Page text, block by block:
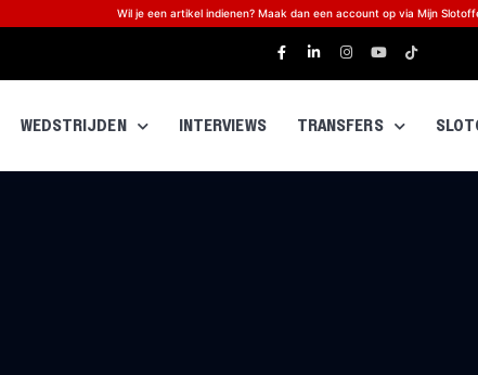
Wil je een artikel indienen? Maak dan een account op via Mijn
WEDSTRIJDEN INTERVIEWS TRANSFERS